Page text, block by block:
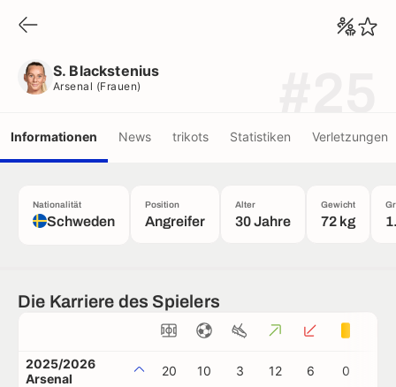
S. Blackstenius
Arsenal (frauen)
Informationen News trikots Statistiken Verletzungen
Nationalität
Schweden
Position
Angreifer
Alter
30 Jahre
Gewicht
72 kg
Die Karriere des Spielers
2025/2026
Arsenal
20 10 3 12 6 0